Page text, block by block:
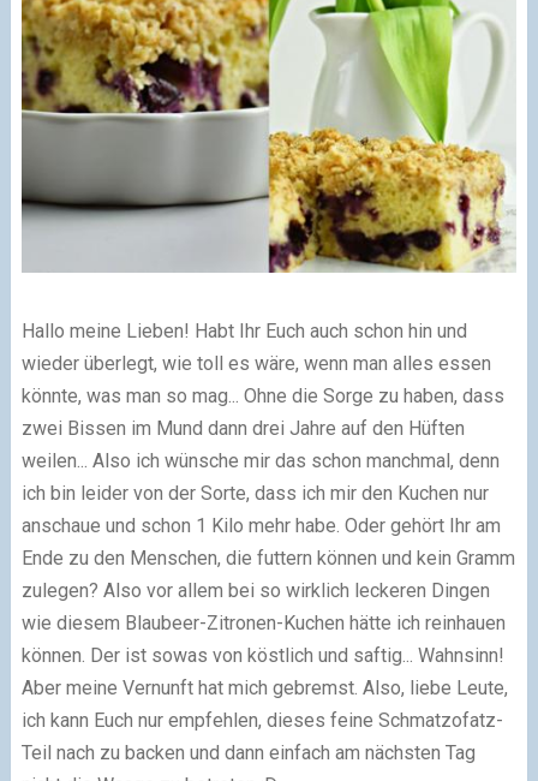
Hallo meine Lieben! Habt Ihr Euch auch schon hin und
wieder überlegt, wie toll es wäre, wenn man alles essen
könnte, was man so mag... Ohne die Sorge zu haben, dass
zwei Bissen im Mund dann drei Jahre auf den Hüften
weilen... Also ich wünsche mir das schon manchmal, denn
ich bin leider von der Sorte, dass ich mir den Kuchen nur
anschaue und schon 1 Kilo mehr habe. Oder gehört Ihr am
Ende zu den Menschen, die futtern können und kein Gramm
zulegen? Also vor allem bei so wirklich leckeren Dingen
wie diesem Blaubeer-Zitronen-Kuchen hätte ich reinhauen
können. Der ist sowas von köstlich und saftig... Wahnsinn!
Aber meine Vernunft hat mich gebremst. Also, liebe Leute,
ich kann Euch nur empfehlen, dieses feine Schmatzofatz-
Teil nach zu backen und dann einfach am nächsten Tag